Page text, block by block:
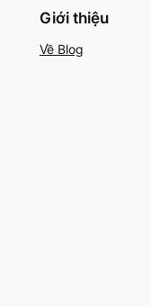
Giới thiệu
Về Blog